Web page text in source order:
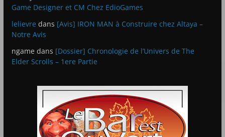
Game Designer et CM Chez EdioGames
lelievre dans [Avis] IRON MAN à Construire chez Altaya –
Notre Avis
ngame dans [Dossier] Chronologie de l’Univers de The
Elder Scrolls – 1ere Partie